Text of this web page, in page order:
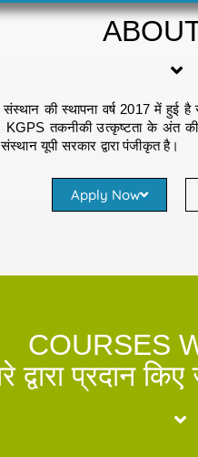
संस्थान की स्थापना वर्ष 2017 में हुई
KGPS तकनीकी उत्कृष्टता के अंत
यूपी सरकार द्वारा पंजीकृत है।
Apply Now
COURSES
द्वारा प्रदान